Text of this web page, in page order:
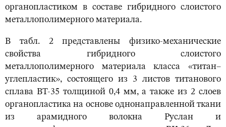
органопластиком в составе гибридного слоистого
металлополимерного материала.
В табл. 2 представлены физико-механические
свойства гибридного слоистого
металлополимерного материала класса «титан–
углепластик», состоящего из 3 листов титанового
сплава ВТ-35 толщиной 0,4 мм, а также из 2 слоев
органопластика на основе однонаправленной ткани
из арамидного волокна Руслан и